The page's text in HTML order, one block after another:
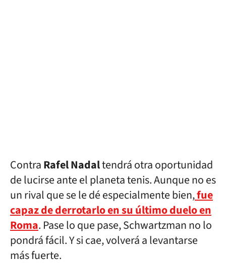
ContraRafel Nadaltendrá otra oportunidad
de lucirse ante el planeta tenis. Aunque no es
un rival que se le dé especialmente bien,fue
capaz de derrotarlo en su último duelo en
Roma. Pase lo que pase, Schwartzman no lo
pondrá fácil. Y si cae, volverá a levantarse
más fuerte.